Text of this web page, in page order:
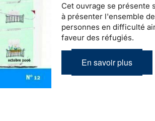
Cet ouvrage se présente
à présenter l'ensemble
personnes en difficulté
faveur des réfugiés.
En savoir plus